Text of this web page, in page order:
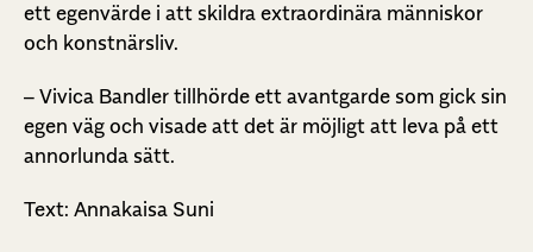
ett egenvärde i att skildra extraordinära människor
och konstnärsliv.
– Vivica Bandler tillhörde ett avantgarde som gick sin
egen väg och visade att det är möjligt att leva på ett
annorlunda sätt.
Text: Annakaisa Suni